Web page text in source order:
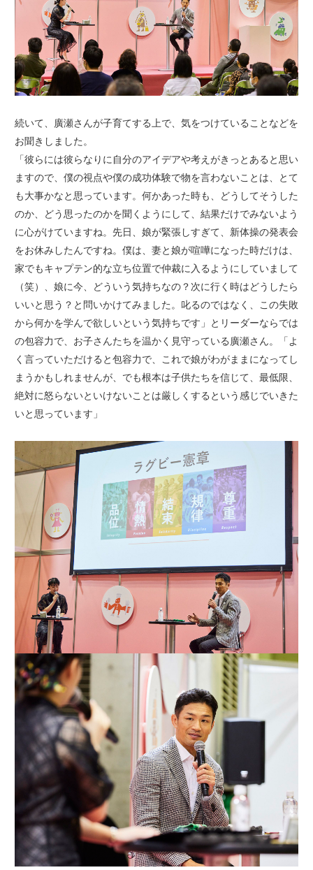
続いて、廣瀬さんが子育てする上で、気をつけていることなどを
お聞きしました。
「彼らには彼らなりに自分のアイデアや考えがきっとあると思い
ますので、僕の視点や僕の成功体験で物を言わないことは、とて
も大事かなと思っています。何かあった時も、どうしてそうした
のか、どう思ったのかを聞くようにして、結果だけでみないよう
に心がけていますね。先日、娘が緊張しすぎて、新体操の発表会
をお休みしたんですね。僕は、妻と娘が喧嘩になった時だけは、
家でもキャプテン的な立ち位置で仲裁に入るようにしていまして
（笑）、娘に今、どういう気持ちなの？次に行く時はどうしたら
いいと思う？と問いかけてみました。叱るのではなく、この失敗
から何かを学んで欲しいという気持ちです」とリーダーならでは
の包容力で、お子さんたちを温かく見守っている廣瀬さん。「よ
く言っていただけると包容力で、これで娘がわがままになってし
まうかもしれませんが、でも根本は子供たちを信じて、最低限、
絶対に怒らないといけないことは厳しくするという感じでいきた
いと思っています」